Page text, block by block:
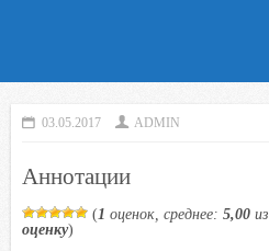
03.05.2017 ADMIN
Аннотации
(1 оценок, среднее: 5,00
оценку)